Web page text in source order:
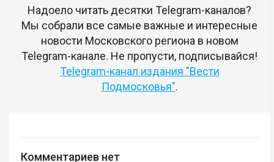
Надоело читать десятки Telegram-каналов?
Мы собрали все самые важные и интересные
новости Московского региона в новом
Telegram-канале. Не пропусти, подписывайся!
Telegram-канал издания "Вести
Подмосковья".
Комментариев нет